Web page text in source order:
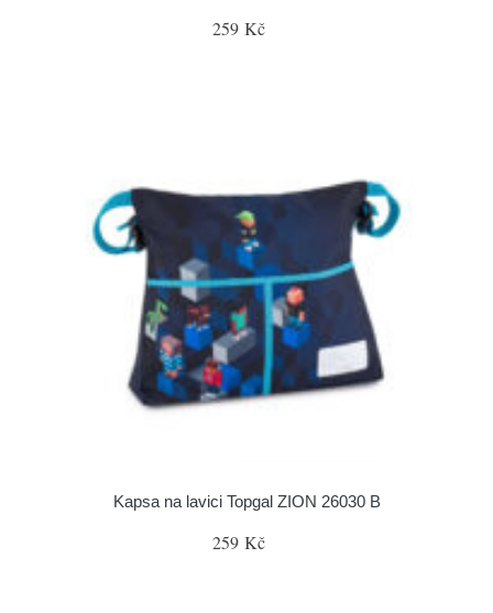
259 Kč
Kapsa na lavici Topgal ZION 26030 B
259 Kč